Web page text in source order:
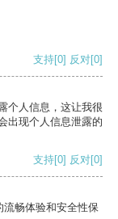
支持[0] 反对[0]
个人信息，这让我很
出现个人信息泄露的
支持[0] 反对[0]
畅体验和安全性保